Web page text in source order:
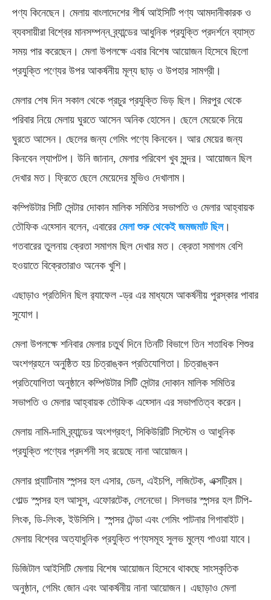
পণ্য কিনেছেন। মেলায় বাংলাদেশের শীর্ষ আইসিটি পণ্য আমদানীকারক ও
ব্যবসায়ীরা বিশ্বের মানসম্পন্ন ব্র্যান্ডের আধুনিক প্রযুক্তি প্রদর্শনে ব্যাস্ত
সময় পার করেছেন। মেলা উপলক্ষে এবার বিশেষ আয়োজন হিসেবে ছিলো
প্রযুক্তি পণ্যের উপর আকর্ষনীয় মূল্য ছাড় ও উপহার সামগ্রী।
মেলার শেষ দিন সকাল থেকে প্রচুর প্রযুক্তি ভিড় ছিল। মিরপুর থেকে
পরিবার নিয়ে মেলায় ঘুরতে আসেন অনিক হোসেন। ছেলে মেয়েকে নিয়ে
ঘুরতে আসেন। ছেলের জন্য গেমিং পণ্যে কিনবেন। আর মেয়ের জন্য
কিনবেন ল্যাপটপ। উনি জানান, মেলার পরিবেশ খুব সুন্দর। আয়োজন ছিল
দেখার মত। ফ্রিতে ছেলে মেয়েদের মুভিও দেখালাম।
কম্পিউটার সিটি সেন্টার দোকান মালিক সমিতির সভাপতি ও মেলার আহ্বায়ক
তৌফিক এহ্সোন বলেন, এবারের মেলা শুরু থেকেই জমজমাট ছিল।
গতবারের তুলনায় ক্রেতা সমাগম ছিল দেখার মত। ক্রেতা সমাগম বেশি
হওয়াতে বিক্রেতারাও অনেক খুশি।
এছাড়াও প্রতিদিন ছিল র‌্যাফেল -ড্র এর মাধ্যমে আকর্ষনীয় পুরস্কার পাবার
সুযোগ।
মেলা উপলক্ষে শনিবার মেলার চতুর্থ দিনে তিনটি বিভাগে তিন শতাধিক শিশুর
অংশগ্রহনে অনুষ্ঠিত হয় চিত্রাঙ্কন প্রতিযোগিতা। চিত্রাঙ্কন
প্রতিযোগিতা অনুষ্ঠানে কম্পিউটার সিটি সেন্টার দোকান মালিক সমিতির
সভাপতি ও মেলার আহ্বায়ক তৌফিক এহ্সোন এর সভাপতিত্ব করেন।
মেলায় নামি-দামি ব্র্যান্ডের অংশগ্রহণ, সিকিউরিটি সিস্টেম ও আধুনিক
প্রযুক্তি পণ্যের প্রদর্শনী সহ রয়েছে নানা আয়োজন।
মেলার প্ল্যাটিনাম স্পন্সর হল এসার, ডেল, এইচপি, লজিটেক, এক্সট্রিম।
গোল্ড স্পন্সর হল আসুস, এফোরটেক, লেনেভো। সিলভার স্পন্সর হল টিপি-
লিংক, ডি-লিংক, ইউসিসি। স্পন্সর টেন্ডা এবং গেমিং পাটনার গিগাবাইট।
মেলায় বিশ্বের অত্যাধুনিক প্রযুক্তি পণ্যসমূহ সুলভ মুল্যে পাওয়া যাবে।
ডিজিটাল আইসিটি মেলায় বিশেষ আয়োজন হিসেবে থাকছে সাংস্কৃতিক
অনুষ্ঠান, গেমিং জোন এবং আকর্ষনীয় নানা আয়োজন। এছাড়াও মেলা